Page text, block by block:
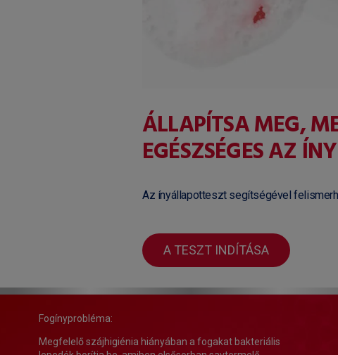
ÁLLAPÍTSA MEG,
EGÉSZSÉGES AZ
Az ínyállapotteszt segítségével
A TESZT INDÍTÁSA
Fogínyprobléma:
Megfelelő szájhigiénia hiányában a fogakat bakteriális